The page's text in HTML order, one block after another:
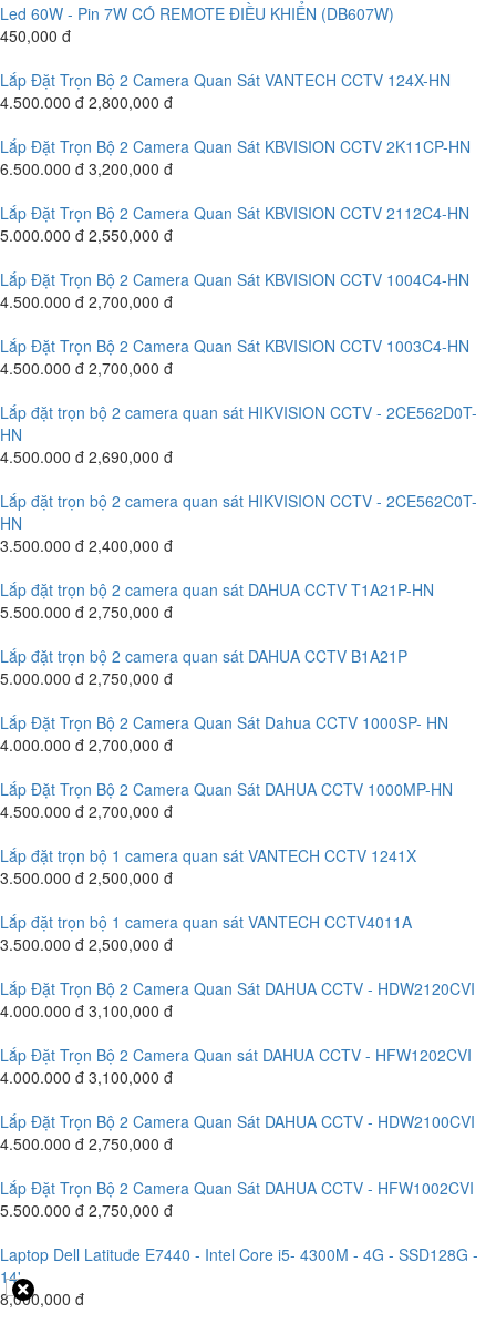
Led 60W - Pin 7W CÓ REMOTE ĐIỀU KHIỂN (DB607W)
450,000 đ
Lắp Đặt Trọn Bộ 2 Camera Quan Sát VANTECH CCTV 124X-HN
4.500.000 đ 2,800,000 đ
Lắp Đặt Trọn Bộ 2 Camera Quan Sát KBVISION CCTV 2K11CP-HN
6.500.000 đ 3,200,000 đ
Lắp Đặt Trọn Bộ 2 Camera Quan Sát KBVISION CCTV 2112C4-HN
5.000.000 đ 2,550,000 đ
Lắp Đặt Trọn Bộ 2 Camera Quan Sát KBVISION CCTV 1004C4-HN
4.500.000 đ 2,700,000 đ
Lắp Đặt Trọn Bộ 2 Camera Quan Sát KBVISION CCTV 1003C4-HN
4.500.000 đ 2,700,000 đ
Lắp đặt trọn bộ 2 camera quan sát HIKVISION CCTV - 2CE562D0T-
HN
4.500.000 đ 2,690,000 đ
Lắp đặt trọn bộ 2 camera quan sát HIKVISION CCTV - 2CE562C0T-
HN
3.500.000 đ 2,400,000 đ
Lắp đặt trọn bộ 2 camera quan sát DAHUA CCTV T1A21P-HN
5.500.000 đ 2,750,000 đ
Lắp đặt trọn bộ 2 camera quan sát DAHUA CCTV B1A21P
5.000.000 đ 2,750,000 đ
Lắp Đặt Trọn Bộ 2 Camera Quan Sát Dahua CCTV 1000SP- HN
4.000.000 đ 2,700,000 đ
Lắp Đặt Trọn Bộ 2 Camera Quan Sát DAHUA CCTV 1000MP-HN
4.500.000 đ 2,700,000 đ
Lắp đặt trọn bộ 1 camera quan sát VANTECH CCTV 1241X
3.500.000 đ 2,500,000 đ
Lắp đặt trọn bộ 1 camera quan sát VANTECH CCTV4011A
3.500.000 đ 2,500,000 đ
Lắp Đặt Trọn Bộ 2 Camera Quan Sát DAHUA CCTV - HDW2120CVI
4.000.000 đ 3,100,000 đ
Lắp Đặt Trọn Bộ 2 Camera Quan sát DAHUA CCTV - HFW1202CVI
4.000.000 đ 3,100,000 đ
Lắp Đặt Trọn Bộ 2 Camera Quan Sát DAHUA CCTV - HDW2100CVI
4.500.000 đ 2,750,000 đ
Lắp Đặt Trọn Bộ 2 Camera Quan Sát DAHUA CCTV - HFW1002CVI
5.500.000 đ 2,750,000 đ
Laptop Dell Latitude E7440 - Intel Core i5- 4300M - 4G - SSD128G -
14'
8,000,000 đ